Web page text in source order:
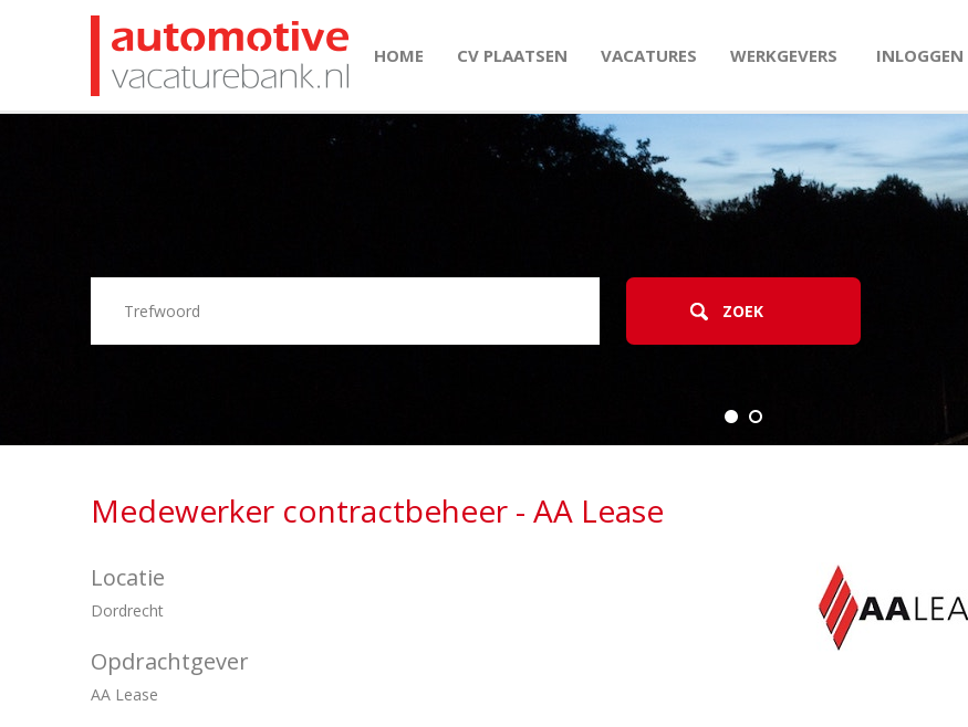
HOME CV PLAATSEN VACATURES WERKGEVERS INLOGGEN
Medewerker contractbeheer - AA Lease
Locatie
Dordrecht
Opdrachtgever
AA Lease